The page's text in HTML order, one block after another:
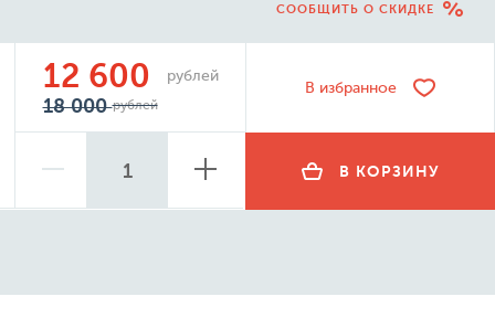
СООБЩИТЬ О СКИДКЕ
12 600 рублей
18 000рублей
В избранное
В КОРЗИНУ